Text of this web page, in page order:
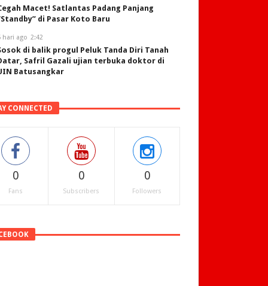
Macet! Satlantas Padang Panjang
di Pasar Koto Baru
hari ago 2:42
di balik progul Peluk Tanda Diri Tanah
Safril Gazali ujian terbuka doktor di
Batusangkar
CONNECTED
0
Fans
0
Subscribers
0
Followers